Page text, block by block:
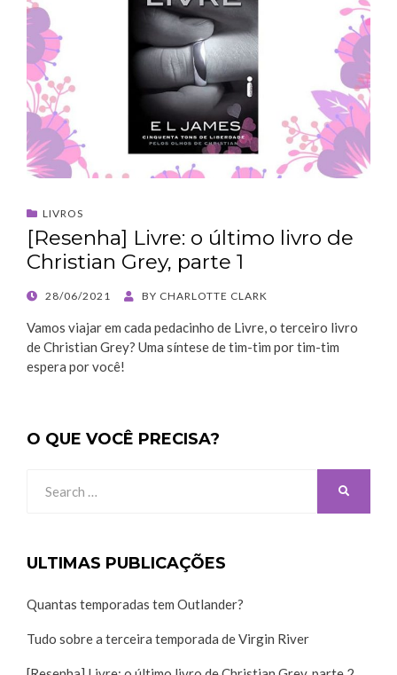
LIVROS
[Resenha] Livre: o último livro de
Christian Grey, parte 1
POSTED
28/06/2021 BY CHARLOTTE CLARK
Vamos viajar em cada pedacinho de Livre, o terceiro livro
de Christian Grey? Uma síntese de tim-tim por tim-tim
espera por você!
O QUE VOCÊ PRECISA?
for:
ULTIMAS PUBLICAÇÕES
Quantas temporadas tem Outlander?
Tudo sobre a terceira temporada de Virgin River